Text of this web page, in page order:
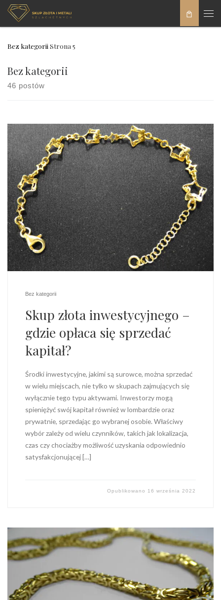
Skip to content
Bez kategorii Strona 5
Bez kategorii
46 postów
Bez kategorii
Skup złota inwestycyjnego –
gdzie opłaca się sprzedać
kapitał?
Środki inwestycyjne, jakimi są surowce, można sprzedać
w wielu miejscach, nie tylko w skupach zajmujących się
wyłącznie tego typu aktywami. Inwestorzy mogą
spieniężyć swój kapitał również w lombardzie oraz
prywatnie, sprzedając go wybranej osobie. Właściwy
wybór zależy od wielu czynników, takich jak lokalizacja,
czas czy chociażby możliwość uzyskania odpowiednio
satysfakcjonującej […]
Opublikowano 16 września 2022